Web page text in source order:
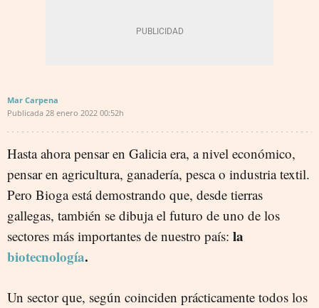
Mar Carpena
Publicada 28 enero 2022 00:52h
Hasta ahora pensar en Galicia era, a nivel económico,
pensar en agricultura, ganadería, pesca o industria textil.
Pero Bioga está demostrando que, desde tierras
gallegas, también se dibuja el futuro de uno de los
sectores más importantes de nuestro país: la
biotecnología.
Un sector que, según coinciden prácticamente todos los